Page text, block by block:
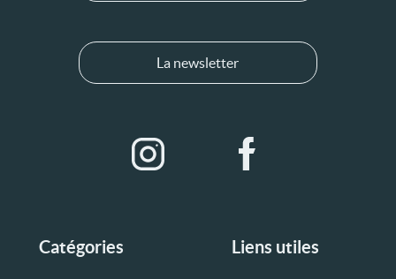
Catégories Liens utiles
La newsletter